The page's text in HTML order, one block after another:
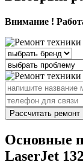
Внимание !
Рассчитать ремонт
Основные
LaserJet